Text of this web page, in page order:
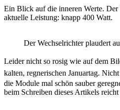
Ein Blick auf die inneren Werte. Der
aktuelle Leistung: knapp 400 Watt.
Der Wechselrichter plaudert
Leider nicht so rosig wie auf dem
kalten, regnerischen Januartag. Nicht
die Module mal schön sauber
beim Schreiben dieses Artikels reicht